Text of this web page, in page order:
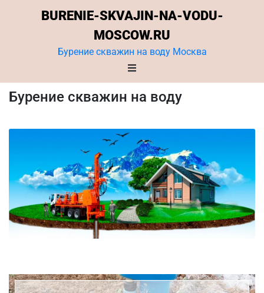
BURENIE-SKVAJIN-NA-VODU-
MOSCOW.RU
Бурение скважин на воду Москва
Бурение скважин на воду